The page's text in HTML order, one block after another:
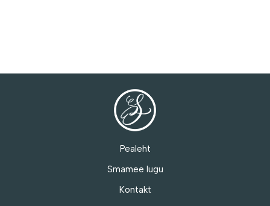
Pealeht
Smamee lugu
Kontakt